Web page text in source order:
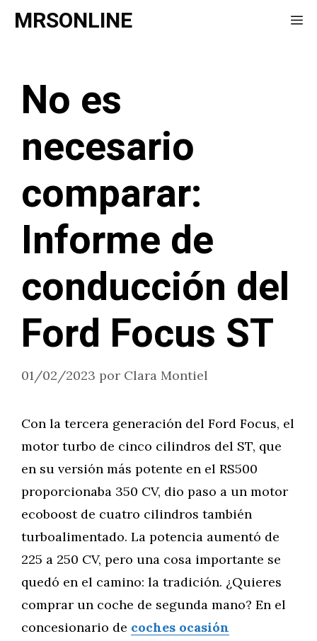
Saltar
MRSONLINE
No es
necesario
comparar:
Informe de
conducción del
Ford Focus ST
01/02/2023 por Clara Montiel
Con la tercera generación del Ford Focus, el
motor turbo de cinco cilindros del ST, que
en su versión más potente en el RS500
proporcionaba 350 CV, dio paso a un motor
ecoboost de cuatro cilindros también
turboalimentado. La potencia aumentó de
225 a 250 CV, pero una cosa importante se
quedó en el camino: la tradición. ¿Quieres
comprar un coche de segunda mano? En el
concesionario de coches ocasión